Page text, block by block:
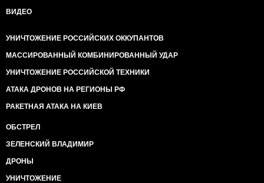
ВИДЕО
УНИЧТОЖЕНИЕ РОССИЙСКИХ ОККУПАНТОВ
МАССИРОВАННЫЙ КОМБИНИРОВАННЫЙ УДАР
УНИЧТОЖЕНИЕ РОССИЙСКОЙ ТЕХНИКИ
АТАКА ДРОНОВ НА РЕГИОНЫ РФ
РАКЕТНАЯ АТАКА НА КИЕВ
ОБСТРЕЛ
ЗЕЛЕНСКИЙ ВЛАДИМИР
ДРОНЫ
УНИЧТОЖЕНИЕ